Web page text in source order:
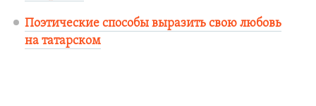
Поэтические способы выразить свою любовь
на татарском